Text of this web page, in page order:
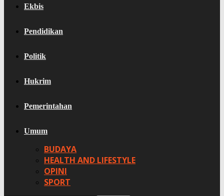
Ekbis
Pendidikan
Politik
Hukrim
Pemerintahan
Umum
BUDAYA
HEALTH AND LIFESTYLE
OPINI
SPORT